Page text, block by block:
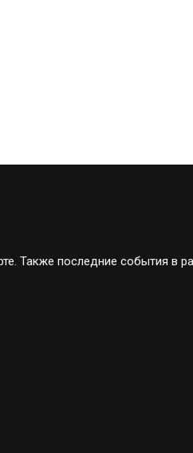
Также последние события в